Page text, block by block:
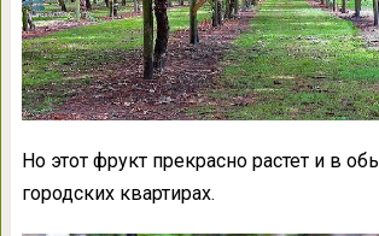
Но этот фрукт прекрасно растет и в
городских квартирах.